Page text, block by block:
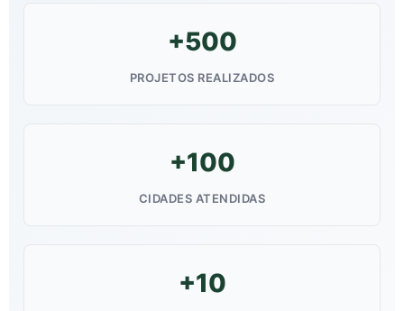
+500
PROJETOS REALIZADOS
+100
CIDADES ATENDIDAS
+10